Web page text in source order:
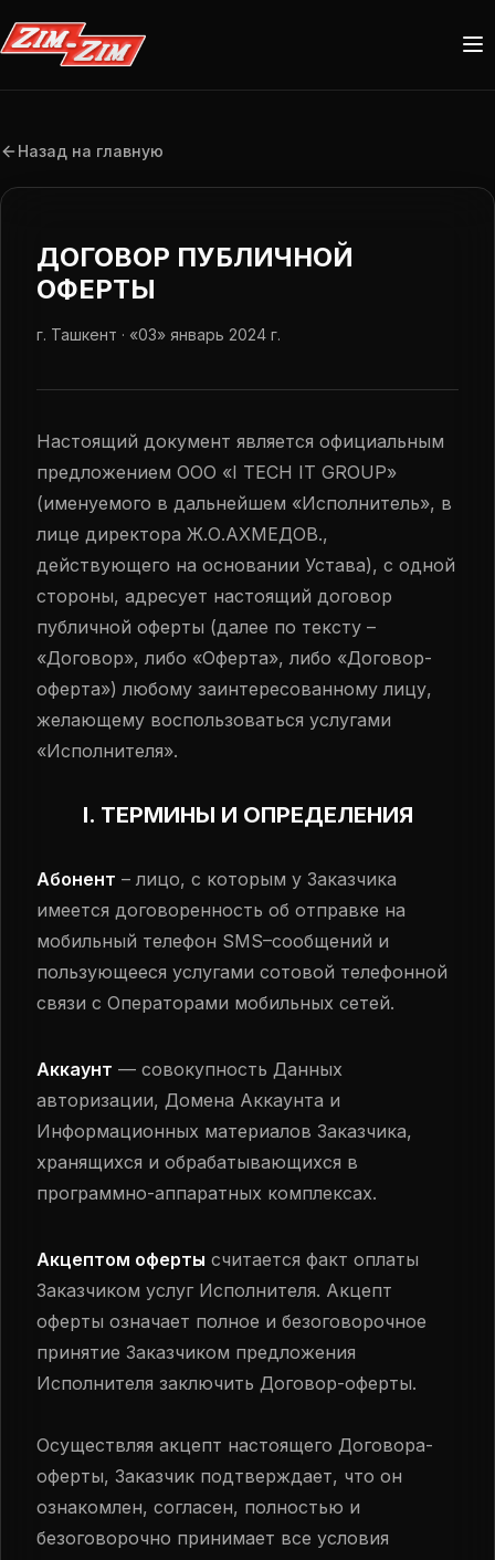
UZ RU EN
TR UR ZH
Войти
Назад на главную
ДОГОВОР ПУБЛИЧНОЙ
ОФЕРТЫ
г. Ташкент · «03» январь 2024 г.
Настоящий документ является официальным
предложением ООО «I TECH IT GROUP»
(именуемого в дальнейшем «Исполнитель», в
лице директора Ж.О.АХМЕДОВ.,
действующего на основании Устава), с одной
стороны, адресует настоящий договор
публичной оферты (далее по тексту –
«Договор», либо «Оферта», либо «Договор-
оферта») любому заинтересованному лицу,
желающему воспользоваться услугами
«Исполнителя».
I. ТЕРМИНЫ И ОПРЕДЕЛЕНИЯ
Абонент – лицо, с которым у Заказчика
имеется договоренность об отправке на
мобильный телефон SMS–сообщений и
пользующееся услугами сотовой телефонной
связи с Операторами мобильных сетей.
Аккаунт — совокупность Данных
авторизации, Домена Аккаунта и
Информационных материалов Заказчика,
хранящихся и обрабатывающихся в
программно-аппаратных комплексах.
Акцептом оферты считается факт оплаты
Заказчиком услуг Исполнителя. Акцепт
оферты означает полное и безоговорочное
принятие Заказчиком предложения
Исполнителя заключить Договор-оферты.
Осуществляя акцепт настоящего Договора-
оферты, Заказчик подтверждает, что он
ознакомлен, согласен, полностью и
безоговорочно принимает все условия